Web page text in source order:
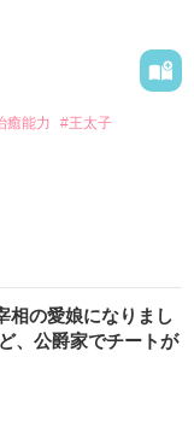
った。
入れているし、何
へと向かうのだが
りぐっどくん」に
癒能力
#王太子
溺愛!?
相の愛娘になりまし
、公爵家でチートが